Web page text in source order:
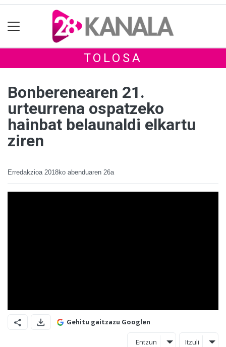
TOLOSA
Bonberenearen 21.
urteurrena ospatzeko
hainbat belaunaldi elkartu
ziren
Erredakzioa 2018ko abenduaren 26a
Gehitu gaitzazu Googlen
Entzun Itzuli